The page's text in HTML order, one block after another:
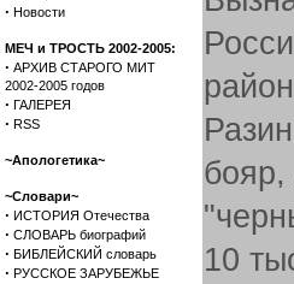
· Новости
МЕЧ и ТРОСТЬ 2002-2005:
· АРХИВ СТАРОГО МИТ
2002-2005 годов
· ГАЛЕРЕЯ
· RSS
~Апологетика~
~Словари~
· ИСТОРИЯ Отечества
· СЛОВАРЬ биографий
· БИБЛЕЙСКИЙ словарь
· РУССКОЕ ЗАРУБЕЖЬЕ
бояр,
10